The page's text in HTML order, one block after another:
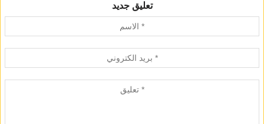
تعليق جديد